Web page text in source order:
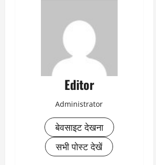
Editor
Administrator
बेवसाइट देखना
सभी पोस्ट देखें